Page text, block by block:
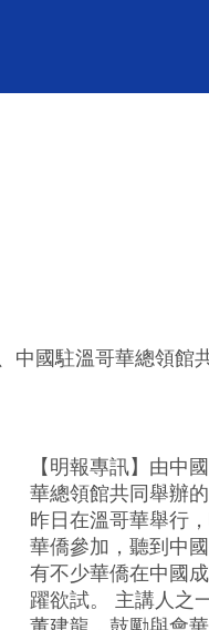
中國駐溫哥華總領
【明報專訊】由中
華總領館共同舉辦
昨日在溫哥華舉行
華僑參加，聽到中
有不少華僑在中國
躍欲試。 主講人之